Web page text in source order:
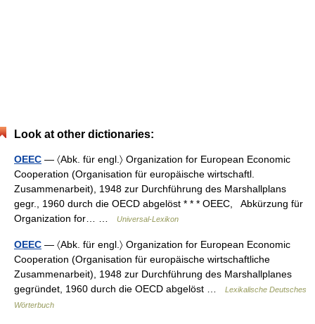
Look at other dictionaries:
OEEC — 〈Abk. für engl.〉 Organization for European Economic
Cooperation (Organisation für europäische wirtschaftl.
Zusammenarbeit), 1948 zur Durchführung des Marshallplans
gegr., 1960 durch die OECD abgelöst * * * OEEC, Abkürzung für
Organization for… …
Universal-Lexikon
OEEC — 〈Abk. für engl.〉 Organization for European Economic
Cooperation (Organisation für europäische wirtschaftliche
Zusammenarbeit), 1948 zur Durchführung des Marshallplanes
gegründet, 1960 durch die OECD abgelöst …
Lexikalische Deutsches
Wörterbuch